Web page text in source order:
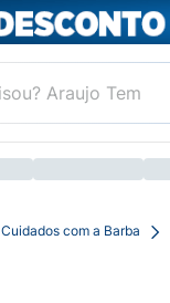
Cuidados com a Barba